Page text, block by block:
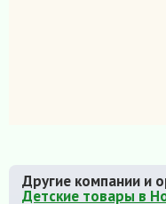
Другие компании и
Детские товары в